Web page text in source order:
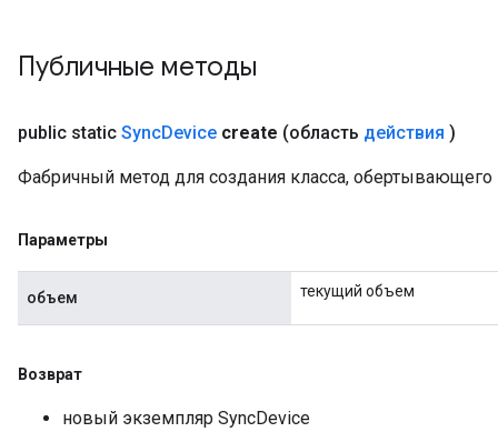
Публичные методы
public static SyncDevice create (область действия )
Фабричный метод для создания класса,
Параметры
объем текущий объем
Возврат
новый экземпляр SyncDevice